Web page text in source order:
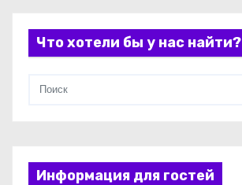
я
м
Что хотели бы у нас найти?
Информация для гостей